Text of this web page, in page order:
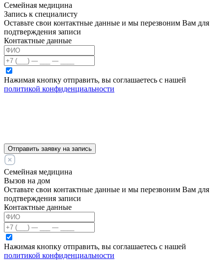
Семейная медицина
Запись к специалисту
Оставьте свои контактные данные и мы перезвоним Вам для
подтверждения записи
Контактные данные
Нажимая кнопку отправить, вы соглашаетесь с нашей
политикой конфиденциальности
Отправить заявку на запись
Семейная медицина
Вызов на дом
Оставьте свои контактные данные и мы перезвоним Вам для
подтверждения записи
Контактные данные
Нажимая кнопку отправить, вы соглашаетесь с нашей
политикой конфиденциальности